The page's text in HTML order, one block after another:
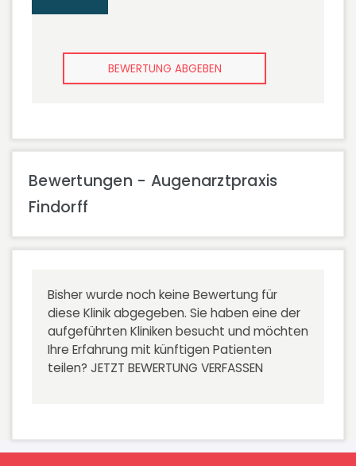
BEWERTUNG ABGEBEN
Bewertungen - Augenarztpraxis
Findorff
Bisher wurde noch keine Bewertung für
diese Klinik abgegeben. Sie haben eine der
aufgeführten Kliniken besucht und möchten
Ihre Erfahrung mit künftigen Patienten
teilen? JETZT BEWERTUNG VERFASSEN